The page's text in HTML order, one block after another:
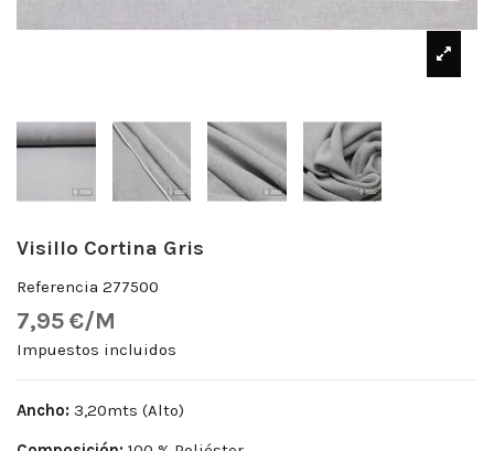
Visillo Cortina Gris
Referencia 277500
7,95 €/M
Impuestos incluidos
Ancho: 3,20mts (Alto)